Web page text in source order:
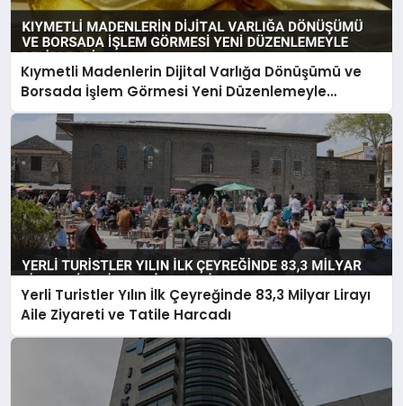
Kıymetli Madenlerin Dijital Varlığa Dönüşümü ve
Borsada İşlem Görmesi Yeni Düzenlemeyle
Belirlendi
Yerli Turistler Yılın İlk Çeyreğinde 83,3 Milyar Lirayı
Aile Ziyareti ve Tatile Harcadı